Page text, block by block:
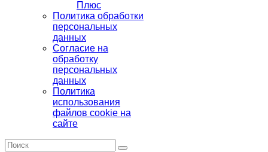
Плюс
Политика обработки
персональных
данных
Согласие на
обработку
персональных
данных
Политика
использования
файлов cookie на
сайте